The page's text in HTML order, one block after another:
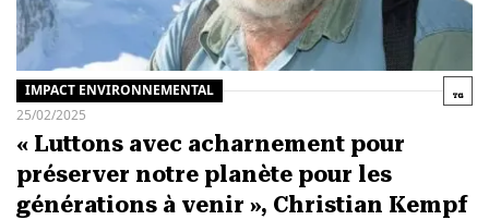
IMPACT ENVIRONNEMENTAL
25/02/2025
« Luttons avec acharnement pour
préserver notre planète pour les
générations à venir », Christian Kempf